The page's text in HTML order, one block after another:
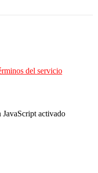
del servicio
JavaScript activado